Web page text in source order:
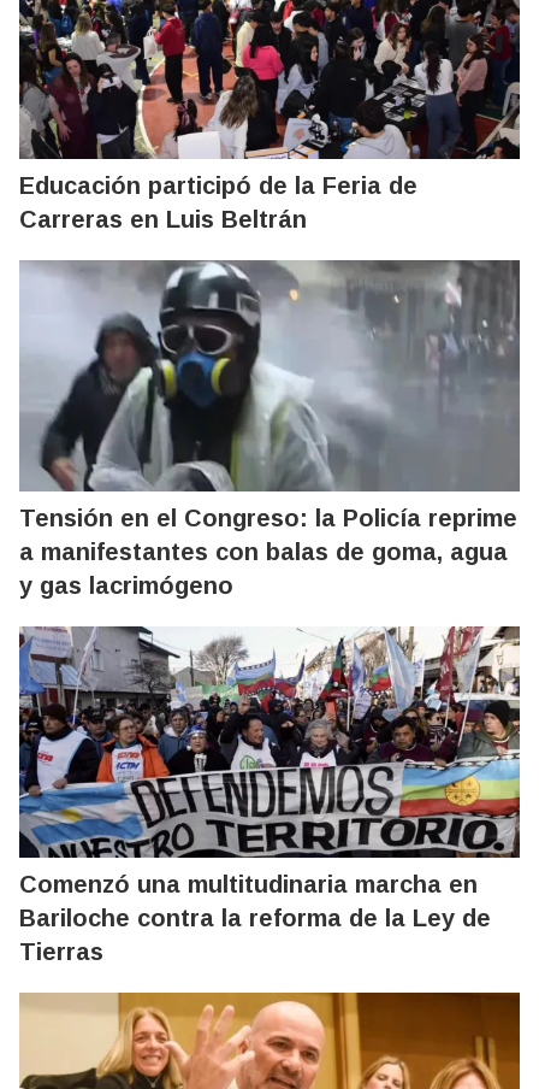
Educación participó de la Feria de
Carreras en Luis Beltrán
Tensión en el Congreso: la Policía reprime
a manifestantes con balas de goma, agua
y gas lacrimógeno
Comenzó una multitudinaria marcha en
Bariloche contra la reforma de la Ley de
Tierras